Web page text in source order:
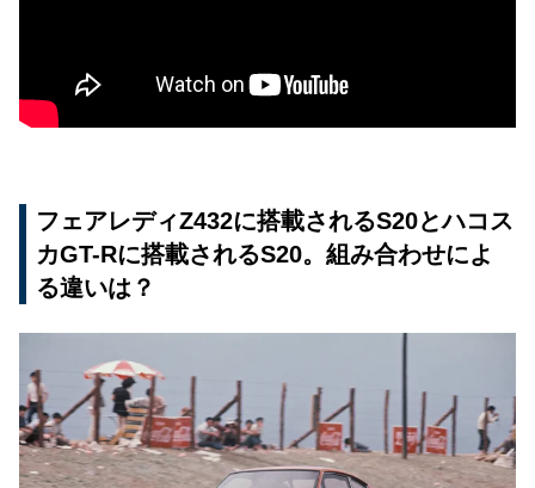
フェアレディZ432に搭載されるS20とハコス
カGT-Rに搭載されるS20。組み合わせによ
る違いは？